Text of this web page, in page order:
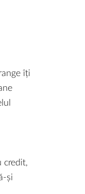
îți
credit,
și